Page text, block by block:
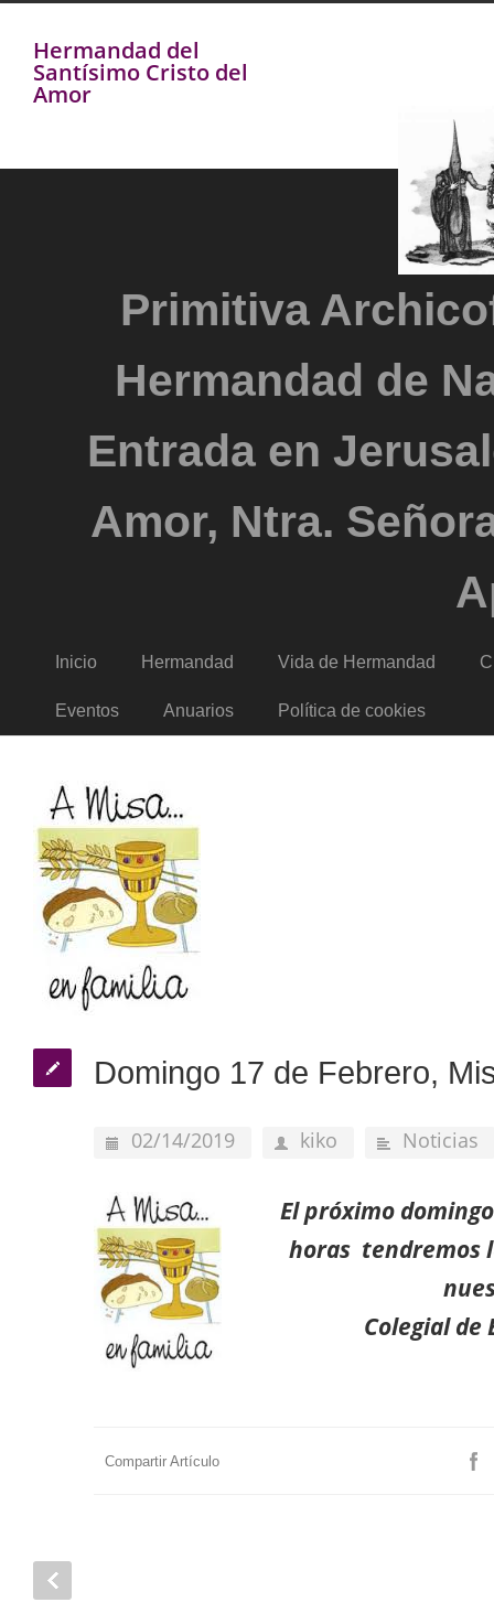
Hermandad del
Santísimo Cristo del
Amor
Primitiva
Hermandad de
Entrada en
Amor, Ntra.
Inicio Hermandad Vida de Hermandad
Eventos Anuarios Política de cookies
Domingo 17 de Febrero,
02/14/2019 kiko Noticias
El próximo
horas tendremos
Colegial de
Compartir Artículo